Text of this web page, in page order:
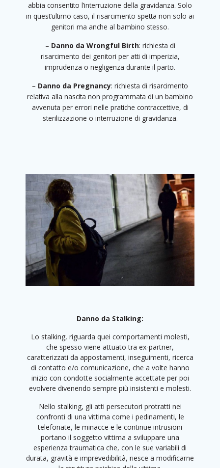
abbia consentito l’interruzione della gravidanza. Solo
in quest’ultimo caso, il risarcimento spetta non solo ai
genitori ma anche al bambino stesso.
– Danno da Wrongful Birth: richiesta di
risarcimento dei genitori per atti di imperizia,
imprudenza o negligenza durante il parto.
– Danno da Pregnancy: richiesta di risarcimento
relativa alla nascita non programmata di un bambino
avvenuta per errori nelle pratiche contraccettive, di
sterilizzazione o interruzione di gravidanza.
Danno da Stalking:
Lo stalking, riguarda quei comportamenti molesti,
che spesso viene attuato tra ex-partner,
caratterizzati da appostamenti, inseguimenti, ricerca
di contatto e/o comunicazione, che a volte hanno
inizio con condotte socialmente accettate per poi
evolvere divenendo sempre più insistenti e molesti.
Nello stalking, gli atti persecutori protratti nei
confronti di una vittima come i pedinamenti, le
telefonate, le minacce e le continue intrusioni
portano il soggetto vittima a sviluppare una
esperienza traumatica che, con le sue variabili di
durata, gravità e imprevedibilità, riesce a modificarne